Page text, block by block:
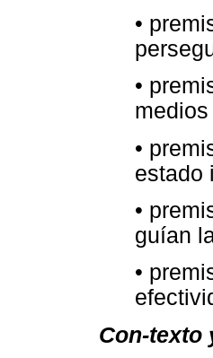
•
•
•
estado
•
guían
•
Con-texto